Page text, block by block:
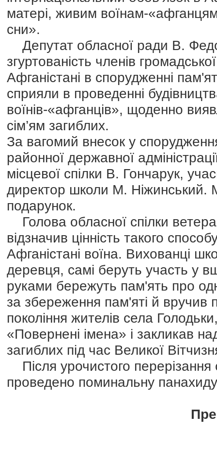
матері, живим воїнам-
сни».
Депутат обласної ради В.
згуртованість членів
Афганістані в спорудженні
сприяли в проведенні
воїнів-«афганців», щоденно
сім’ям загиблих.
За вагомий внесок у
районної державної
місцевої спілки В. Гончарук,
директор школи М. Ніжинський.
подарунок.
Голова обласної спілки
відзначив цінність такого
Афганістані воїна. Вихованці
деревця, самі беруть участь у
руками бережуть пам'ять про
за збереження пам'яті й
покоління жителів села
«Повернені імена» і закликав
загиблих під час Великої
Після урочистого
проведено поминальну